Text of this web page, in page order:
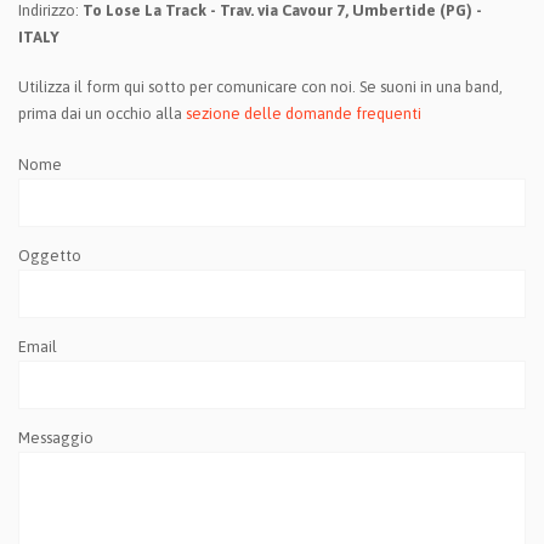
Indirizzo: To Lose La Track - Trav. via Cavour 7, Umbertide (PG) -
ITALY
Utilizza il form qui sotto per comunicare con noi. Se suoni in una band,
prima dai un occhio alla sezione delle domande frequenti
Nome
Oggetto
Email
Messaggio